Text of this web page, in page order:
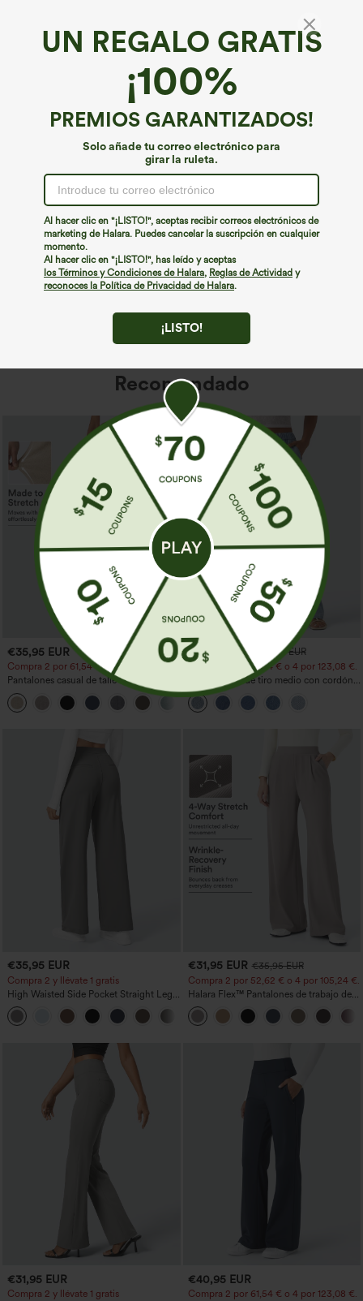
UN REGALO GRATIS
¡100%
PREMIOS GARANTIZADOS!
Solo añade tu correo electrónico para
girar la ruleta.
Al hacer clic en "¡LISTO!", aceptas recibir correos electrónicos de
marketing de Halara. Puedes cancelar la suscripción en cualquier
momento.
Al hacer clic en "¡LISTO!", has leído y aceptas
los Términos y Condiciones de Halara, Reglas de Actividad y
reconoces la Política de Privacidad de Halara.
¡LISTO!
¡Ups!
No podemos encontrar la página que estás buscando.
Seguir comprando
Recomendado
€35,95 EUR
Compra 2 por 61,54 € o 4 por 123,08 €.
Pantalones casual de talle alto y pierna
recta con tacto de lino y bolsillos
+5
€44,95 EUR
€49,95 EUR
Compra 2 por 61,54 € o 4 por 123,08 €.
Jeans casual de tiro medio con cordón y
bolsillos
€35,95 EUR
Compra 2 y llévate 1 gratis
High Waisted Side Pocket Straight Leg
Work Pants
+23
€31,95 EUR €35,95 EUR
Compra 2 por 52,62 € o 4 por 105,24 €.
Halara Flex™ Pantalones de trabajo de
talle alto, moldeadores del cuerpo, que
estilizan la cintura, con bolsillos, de
pierna ancha en micro‑waffle
€31,95 EUR
Compra 2 y llévate 1 gratis
€40,95 EUR
Compra 2 por 61,54 € o 4 por 123,08 €.